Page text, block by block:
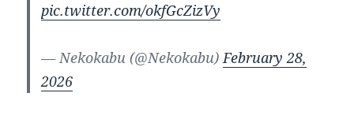
pic.twitter.com/okfGcZizVy
— Nekokabu (@Nekokabu)February 28,
2026